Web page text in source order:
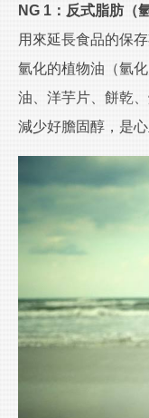
NG 1：反式脂肪（
用來延長食品的保
氫化的植物油（氫
油、洋芋片、餅乾
減少好膽固醇，是